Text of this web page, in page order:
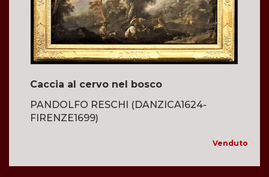
Caccia al cervo nel bosco
PANDOLFO RESCHI (DANZICA1624-
FIRENZE1699)
Venduto